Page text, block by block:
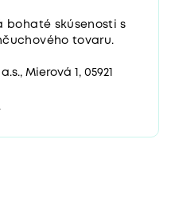
bohaté skúsenosti s
tovaru.
Mierová 1, 05921